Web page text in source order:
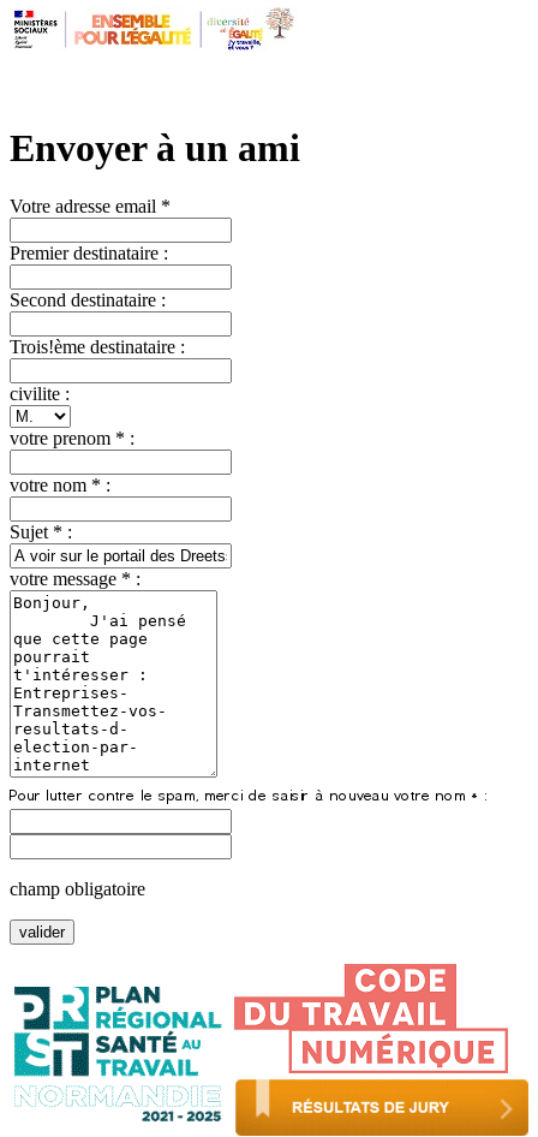
Envoyer à un ami
Votre adresse email *
Premier destinataire :
Second destinataire :
Trois!ème destinataire :
civilite :
votre prenom * :
votre nom * :
Sujet * :
votre message * :
champ obligatoire